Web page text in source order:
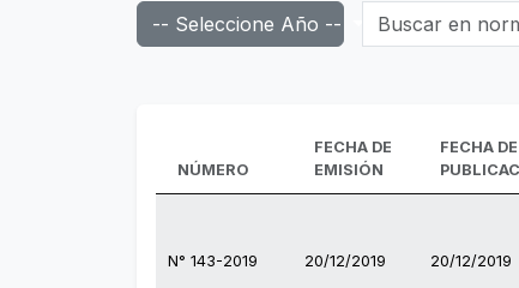
-- Seleccione Año -- Buscar en
NÚMERO
FECHA DE
EMISIÓN
FECHA DE
N° 143-2019 20/12/2019 20/12/2019